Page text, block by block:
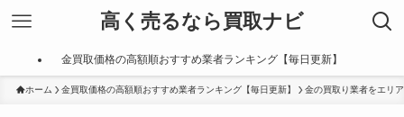
高く売るなら買取ナビ
金買取価格の高額順おすすめ業者ランキング【毎日更新】
ホーム 金買取価格の高額順おすすめ業者ランキング【毎日更新】 金の買取り業者をエリ